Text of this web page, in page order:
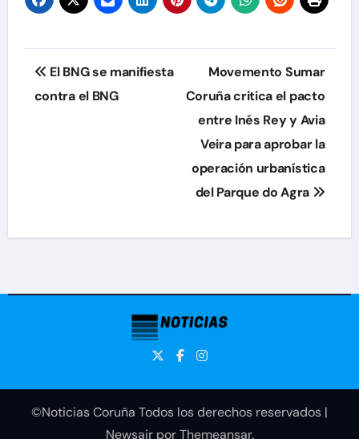
Navegación
de
El BNG se manifiesta
contra el BNG
Movemento Sumar
Coruña critica el pacto
entre Inés Rey y Avia
Veira para aprobar la
operación urbanística
del Parque do Agra
©Noticias Coruña Todos los derechos reservados |
NewsairporThemeansar.